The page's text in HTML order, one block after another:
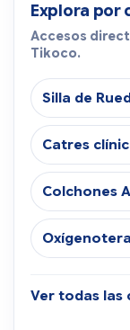
Explora por
Accesos
Tikoco.
Silla de
Catres
Colchones
Ver todas las